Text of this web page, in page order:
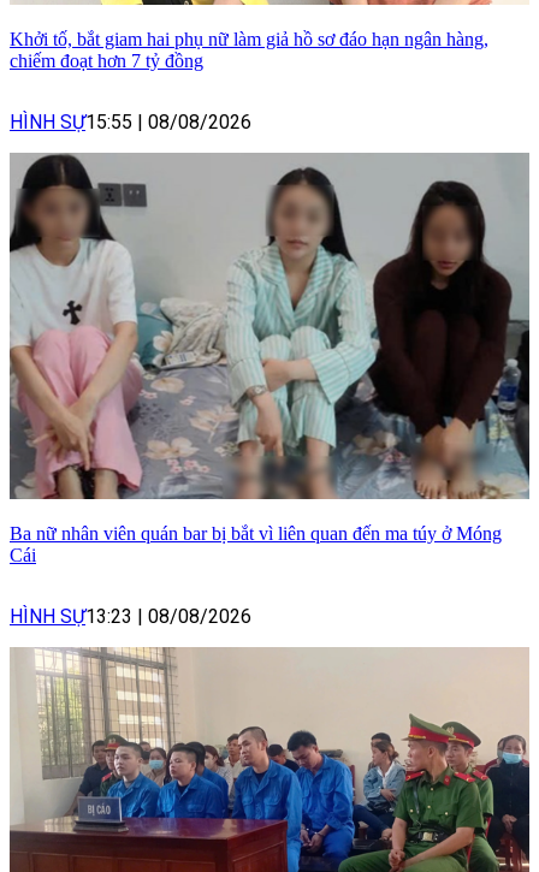
Khởi tố, bắt giam hai phụ nữ làm giả hồ sơ đáo hạn ngân hàng,
chiếm đoạt hơn 7 tỷ đồng
HÌNH SỰ15:55 08/08/2026
Ba nữ nhân viên quán bar bị bắt vì liên quan đến ma túy ở Móng
Cái
HÌNH SỰ13:23 08/08/2026